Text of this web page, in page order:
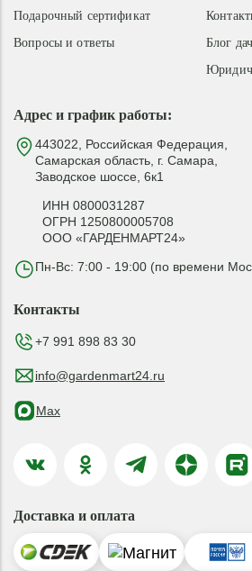
Адрес и график работы:
443022, Российская Федерация,
Самарская область, г. Самара,
Заводское шоссе, 6к1
ИНН 0800031287
ОГРН 1250800005708
ООО «ГАРДЕНМАРТ24»
Пн-Вс: 7:00 - 19:00 (по времени
Блог
Подарочный сертификат
Вопросы и ответы
Контакты
+7 991 898 83 30
info@gardenmart24.ru
Max
Доставка и оплата